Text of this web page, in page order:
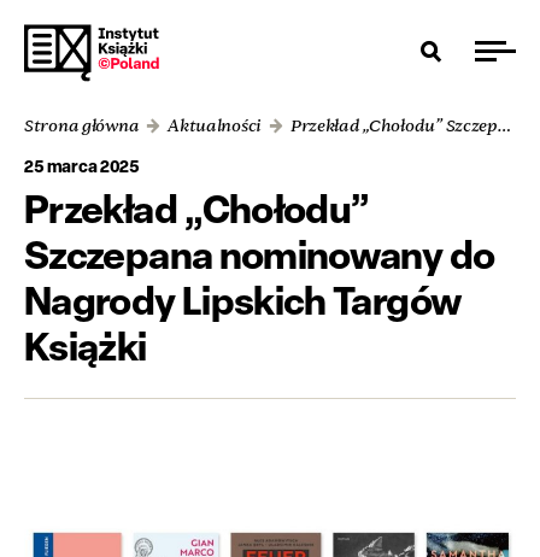
Strona główna Aktualności Przekład „Chołodu” Szczepana nominowany do Nagrody Lipskich Targów Książki
25 marca 2025
Przekład „Chołodu”
Szczepana nominowany do
Nagrody Lipskich Targów
Książki